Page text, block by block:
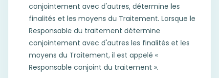
conjointement avec d'autres, détermine les
finalités et les moyens du Traitement. Lorsque le
Responsable du traitement détermine
conjointement avec d'autres les finalités et les
moyens du Traitement, il est appelé «
Responsable conjoint du traitement ».